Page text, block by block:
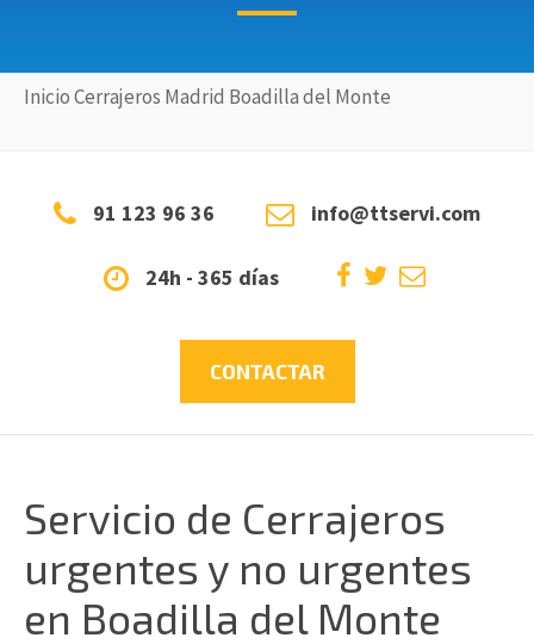
InicioCerrajeros Madrid Boadilla del Monte
91 123 96 36 info@ttservi.com
24h - 365 días
CONTACTAR
Servicio de Cerrajeros
urgentes y no urgentes
en Boadilla del Monte